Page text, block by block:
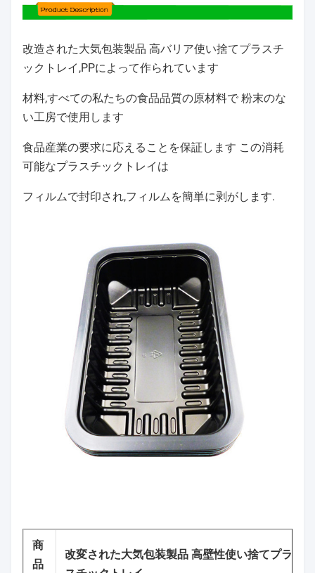
改造された大気包装製品 高バリア使い捨てプラスチ
ックトレイ,PPによって作られています
材料,すべての私たちの食品品質の原材料で 粉末のな
い工房で使用します
食品産業の要求に応えることを保証します この消耗
可能なプラスチックトレイは
フィルムで封印され,フィルムを簡単に剥がします.
商
品
改変された大気包装製品 高壁性使い捨てプラ